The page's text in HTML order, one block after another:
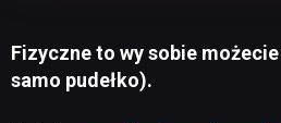
Fizyczne to wy sobie
samo pudełko).